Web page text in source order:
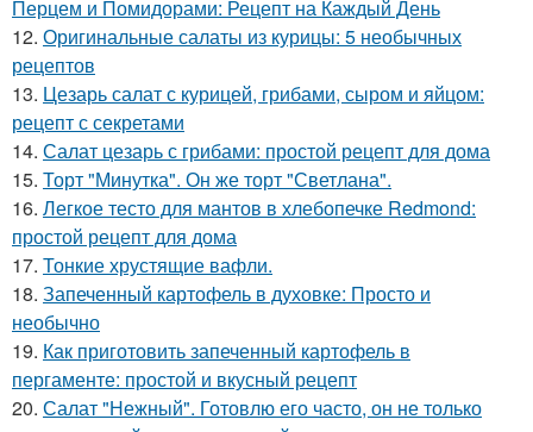
Перцем и Помидорами: Рецепт на Каждый День
12. Оригинальные салаты из курицы: 5 необычных
рецептов
13. Цезарь салат с курицей, грибами, сыром и яйцом:
рецепт с секретами
14. Салат цезарь с грибами: простой рецепт для дома
15. Торт "Минутка". Он же торт "Светлана".
16. Легкое тесто для мантов в хлебопечке Redmond:
простой рецепт для дома
17. Тонкие хрустящие вафли.
18. Запеченный картофель в духовке: Просто и
необычно
19. Как приготовить запеченный картофель в
пергаменте: простой и вкусный рецепт
20. Салат "Нежный". Готовлю его часто, он не только